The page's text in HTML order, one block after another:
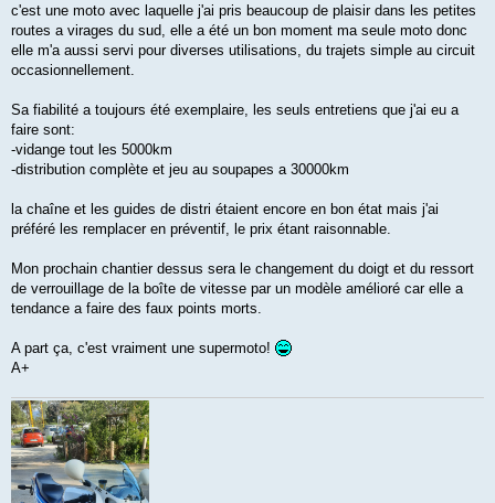
c'est une moto avec laquelle j'ai pris beaucoup de plaisir dans les petites
routes a virages du sud, elle a été un bon moment ma seule moto donc
elle m'a aussi servi pour diverses utilisations, du trajets simple au circuit
occasionnellement.
Sa fiabilité a toujours été exemplaire, les seuls entretiens que j'ai eu a
faire sont:
-vidange tout les 5000km
-distribution complète et jeu au soupapes a 30000km
la chaîne et les guides de distri étaient encore en bon état mais j'ai
préféré les remplacer en préventif, le prix étant raisonnable.
Mon prochain chantier dessus sera le changement du doigt et du ressort
de verrouillage de la boîte de vitesse par un modèle amélioré car elle a
tendance a faire des faux points morts.
A part ça, c'est vraiment une supermoto!
A+